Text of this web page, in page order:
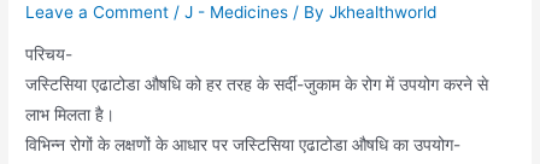
Leave a Comment /J - Medicines / ByJkhealthworld
परिचय-
जस्टिसिया एढाटोडा औषधि को हर तरह के सर्दी-जुकाम के रोग में उपयोग करने से
लाभ मिलता है।
विभिन्न रोगों के लक्षणों के आधार पर जस्टिसिया एढाटोडा औषधि का उपयोग-